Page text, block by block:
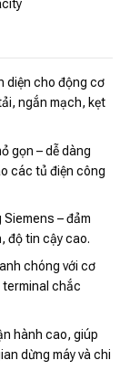
diện cho động cơ
ngắn mạch, kẹt
gọn – dễ dàng
các tủ điện công
– đảm
độ tin cậy cao.
chóng với cơ
chắc
hành cao, giúp
dừng máy và chi